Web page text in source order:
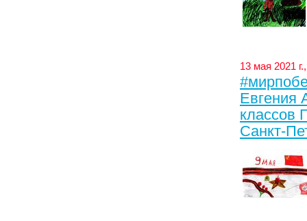
13 мая 2021
Евгения
классов
Санкт-